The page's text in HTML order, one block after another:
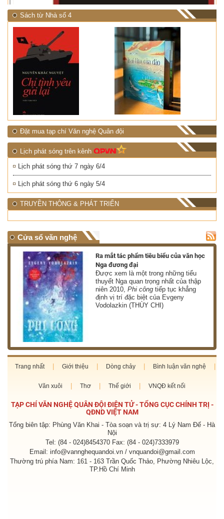
Sách từ Nhà số 4
Đặt mua tạp chí Văn nghệ Quân đội
Lịch phát sóng trên kênh
Lịch phát sóng thứ 7 ngày 6/4
Lịch phát sóng thứ 6 ngày 5/4
TRUYỀN THÔNG & PHÁT TRIỂN
Cửa sổ văn nghệ
Ra mắt tác phẩm tiêu biểu của văn học
Nga đương đại
Được xem là một trong những tiểu
thuyết Nga quan trọng nhất của thập
niên 2010,Phi công tiếp tục khẳng
định vị trí đặc biệt của Evgeny
Vodolazkin (THÙY CHI)
Trang nhất Giới thiệu Dòng chảy Bình luận văn nghệ
Văn xuôi Thơ Thế giới VNQĐ kết nối
TẠP CHÍ VĂN NGHỆ QUÂN ĐỘI ĐIỆN TỬ - TỔNG CỤC CHÍNH TRỊ -
QĐND VIỆT NAM
Tổng biên tập: Phùng Văn Khai - Tòa soạn và trị sự: 4 Lý Nam Đế - Hà
Nội
Tel: (84 - 024)8454370 Fax: (84 - 024)7333979
Email: info@vannghequandoi.vn / vnquandoi@gmail.com
Thường trú phía Nam: 161 - 163 Trần Quốc Thảo, Phường Nhiêu Lộc,
TP.Hồ Chí Minh